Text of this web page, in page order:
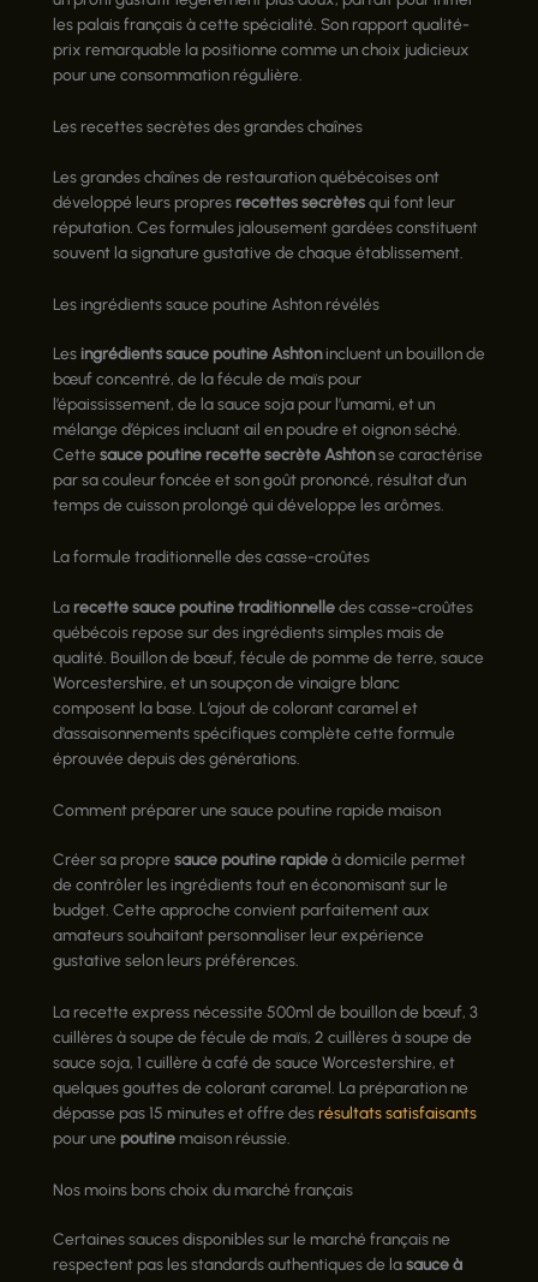
les palais français à cette spécialité. Son rapport qualité-
prix remarquable la positionne comme un choix judicieux
pour une consommation régulière.
Les recettes secrètes des grandes chaînes
Les grandes chaînes de restauration québécoises ont
développé leurs propres recettes secrètesqui font leur
réputation. Ces formules jalousement gardées constituent
souvent la signature gustative de chaque établissement.
Les ingrédients sauce poutine Ashton révélés
Les ingrédients sauce poutine Ashtonincluent un bouillon de
bœuf concentré, de la fécule de maïs pour
l’épaississement, de la sauce soja pour l’umami, et un
mélange d’épices incluant ail en poudre et oignon séché.
Cette sauce poutine recette secrète Ashtonse caractérise
par sa couleur foncée et son goût prononcé, résultat d’un
temps de cuisson prolongé qui développe les arômes.
La formule traditionnelle des casse-croûtes
La recette sauce poutine traditionnelledes casse-croûtes
québécois repose sur des ingrédients simples mais de
qualité. Bouillon de bœuf, fécule de pomme de terre, sauce
Worcestershire, et un soupçon de vinaigre blanc
composent la base. L’ajout de colorant caramel et
d’assaisonnements spécifiques complète cette formule
éprouvée depuis des générations.
Comment préparer une sauce poutine rapide maison
Créer sa propre sauce poutine rapideà domicile permet
de contrôler les ingrédients tout en économisant sur le
budget. Cette approche convient parfaitement aux
amateurs souhaitant personnaliser leur expérience
gustative selon leurs préférences.
La recette express nécessite 500ml de bouillon de bœuf, 3
cuillères à soupe de fécule de maïs, 2 cuillères à soupe de
sauce soja, 1 cuillère à café de sauce Worcestershire, et
quelques gouttes de colorant caramel. La préparation ne
dépasse pas 15 minutes et offre desrésultats satisfaisants
pour une poutine maison réussie.
Nos moins bons choix du marché français
Certaines sauces disponibles sur le marché français ne
respectent pas les standards authentiques de lasauce à